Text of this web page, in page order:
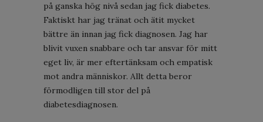
på ganska hög nivå sedan jag fick diabetes.
Faktiskt har jag tränat och ätit mycket
bättre än innan jag fick diagnosen. Jag har
blivit vuxen snabbare och tar ansvar för mitt
eget liv, är mer eftertänksam och empatisk
mot andra människor. Allt detta beror
förmodligen till stor del på
diabetesdiagnosen.